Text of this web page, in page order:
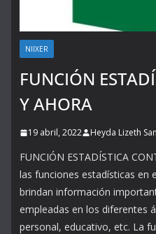
NIIXER
FUNCIÓN
Y AHORA
19 abril, 2022 Heyda Lizeth
FUNCIÓN ESTADÍSTICA
las funciones estadísticas en
brindan información
empleadas en los diferentes
personal, educativo, etc. La